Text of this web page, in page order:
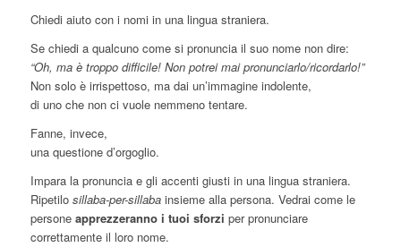
Chiedi aiuto con i nomi in una lingua straniera.
Se chiedi a qualcuno come si pronuncia il suo nome non dire:
“Oh, ma è troppo difficile! Non potrei mai pronunciarlo/ricordarlo!”
Non solo è irrispettoso, ma dai un’immagine indolente,
di uno che non ci vuole nemmeno tentare.
Fanne, invece,
una questione d’orgoglio.
Impara la pronuncia e gli accenti giusti in una lingua straniera.
Ripetilo sillaba-per-sillabainsieme alla persona. Vedrai come le
persone apprezzeranno i tuoi sforzi per pronunciare
correttamente il loro nome.